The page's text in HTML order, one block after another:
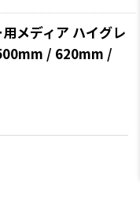
メディア ハイグレ
/ 620mm /